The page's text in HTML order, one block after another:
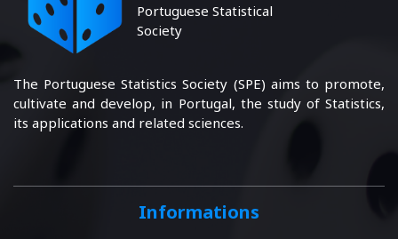
Portuguese Statistical
Society
The Portuguese Statistics Society (SPE) aims to promote,
cultivate and develop, in Portugal, the study of Statistics,
its applications and related sciences.
Informations